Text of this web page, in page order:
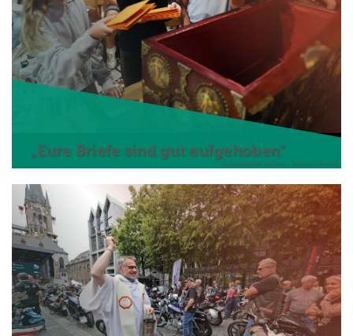
„Eure Briefe sind gut aufgehoben“
© Domkapitel Aachen - Andreas Steindl